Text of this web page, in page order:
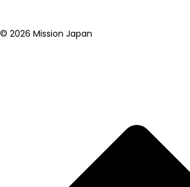
© 2026 Mission Japan